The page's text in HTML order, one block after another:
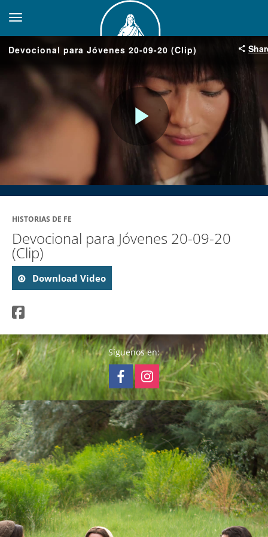
toggle navigation
Devocional para Jóvenes 20-09-20 (Clip)
Play
Video
HISTORIAS DE FE
Devocional para Jóvenes 20-09-20
(Clip)
Download Video
Síguenos en: